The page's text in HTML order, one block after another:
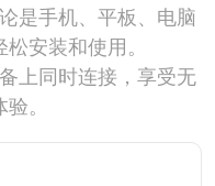
是手机、平板、电脑
安装和使用。
上同时连接，享受无
。